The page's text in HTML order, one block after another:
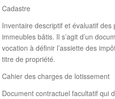
Cadastre
Inventaire descriptif et évaluatif
immeubles bâtis. Il s’agit d’un
vocation à définir l’assiette des
titre de propriété.
Cahier des charges de lotissement
Document contractuel facultatif qui